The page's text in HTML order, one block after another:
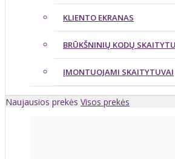
KLIENTO EKRANAS
BRŪKŠNINIŲ KODŲ
ĮMONTUOJAMI SKAITYTUVAI
Naujausios prekės Visos prekės